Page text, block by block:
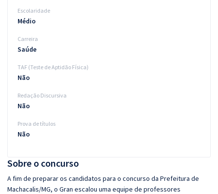
Sobre o concurso
A fim de preparar os candidatos para o concurso da Prefeitura de
Machacalis/MG, o Gran escalou uma equipe de professores
Escolaridade
Médio
Carreira
Saúde
TAF (Teste de Aptidão Física)
Não
Redação Discursiva
Não
Prova de títulos
Não